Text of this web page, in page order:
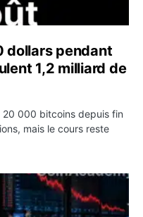
dollars pendant
1,2 milliard de
20 000 bitcoins depuis fin
mais le cours reste
minimaliste